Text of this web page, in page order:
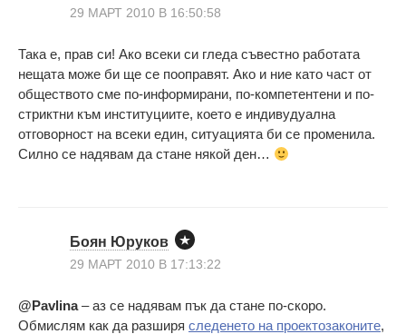
29 МАРТ 2010 В 16:50:58
Така е, прав си! Ако всеки си гледа съвестно работата
нещата може би ще се пооправят. Ако и ние като част от
обществото сме по-информирани, по-компетентени и по-
стриктни към институциите, което е индивудуална
отговорност на всеки един, ситуацията би се променила.
Силно се надявам да стане някой ден…
Боян Юруков
29 МАРТ 2010 В 17:13:22
@Pavlina– аз се надявам пък да стане по-скоро.
Обмислям как да разширя следенето на проектозаконите,